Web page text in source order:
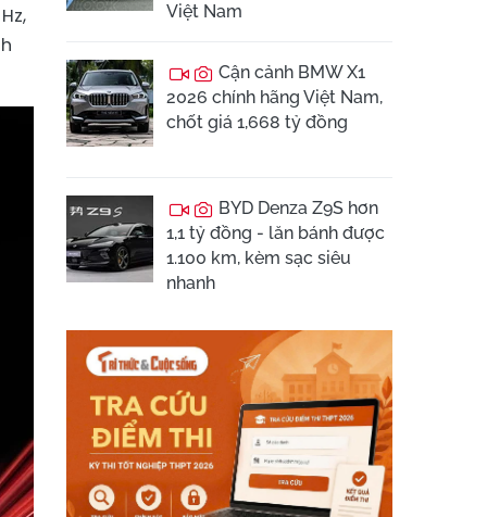
Việt Nam
Cận cảnh BMW X1
2026 chính hãng Việt Nam,
chốt giá 1,668 tỷ đồng
BYD Denza Z9S hơn
1,1 tỷ đồng - lăn bánh được
1.100 km, kèm sạc siêu
nhanh